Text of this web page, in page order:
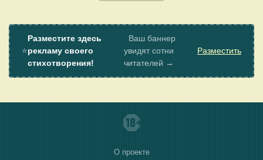
⭐
Разместите здесь
рекламу своего
стихотворения!
Ваш баннер
увидят сотни
читателей →
Разместить
О проекте